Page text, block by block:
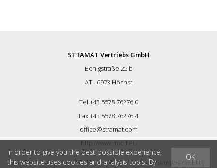
STRAMAT Vertriebs GmbH
Bonigstraße 25 b
AT - 6973 Höchst
Tel +43 5578 76276 0
Fax +43 5578 76276 4
office@stramat.com
http://www.rmcd.eu
Imprint|Data protection|GTC | © bySTRAMAT Vertriebs GmbH |
OK
In order to give you the best possible experience,
this website uses cookies and analysis tools. By